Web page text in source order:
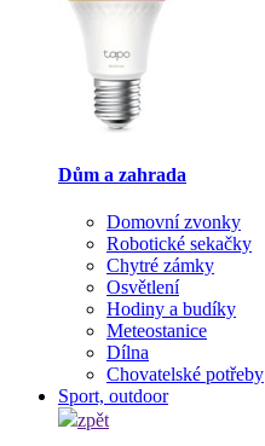
Dům a zahrada
Domovní zvonky
Robotické sekačky
Chytré zámky
Osvětlení
Hodiny a budíky
Meteostanice
Dílna
Chovatelské potřeby
Sport, outdoor
zpět